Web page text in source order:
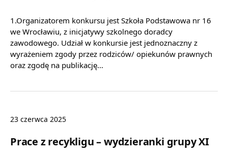
1.Organizatorem konkursu jest Szkoła Podstawowa nr 16
we Wrocławiu, z inicjatywy szkolnego doradcy
zawodowego. Udział w konkursie jest jednoznaczny z
wyrażeniem zgody przez rodziców/ opiekunów prawnych
oraz zgodę na publikację…
23 czerwca 2025
Prace z recykligu – wydzieranki grupy XI